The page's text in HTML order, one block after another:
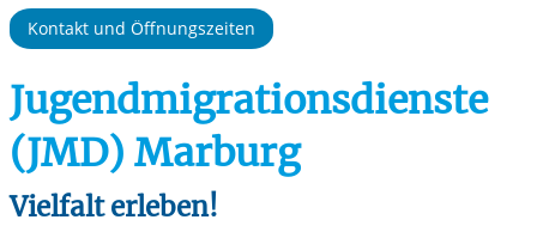
Kontakt und Öffnungszeiten
Jugendmigrationsdienste
(JMD) Marburg
Vielfalt erleben!